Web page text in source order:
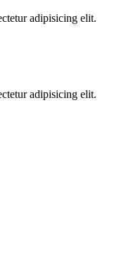
adipisicing elit.
adipisicing elit.